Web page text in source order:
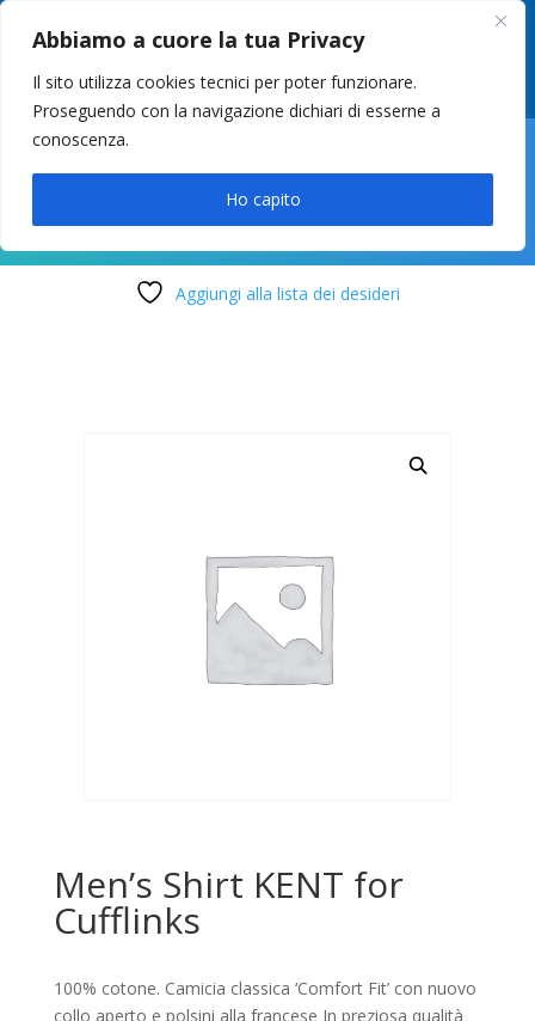
Abbiamo a cuore la tua Privacy
Il sito utilizza cookies tecnici per poter funzionare.
Proseguendo con la navigazione dichiari di esserne a
conoscenza.
Ho capito
049 8627946 –info@cstosetto.it
LUN-VEN 9-12 / 14:30-17
Aggiungi alla lista dei desideri
Men’s Shirt KENT for
Cufflinks
100% cotone. Camicia classica ‘Comfort Fit’ con nuovo
collo aperto e polsini alla francese In preziosa qualità